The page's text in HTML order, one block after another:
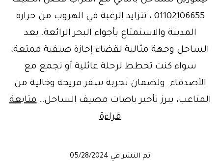
01102106655 ، تتزايد الرغبة في الهروب من حرارة
المدينة والاستمتاع بأجواء البحر الرائعة. يعد
الساحل وجهة مثالية لقضاء إجازة صيفية ممتعة،
سواء كنت تخطط لرحلة عائلية أو تجمع مع
الأصدقاء. ولضمان تجربة سفر مريحة وخالية من
المتاعب، يبرز تأجير باصات مصيف الساحل…متابعة
قراءةتأجير
مصيف
تم النشر في 05/28/2024